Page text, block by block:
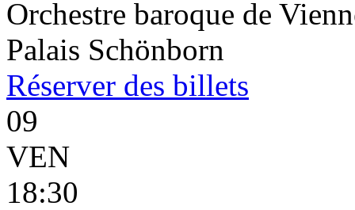
Orchestre baroque de
Palais Schönborn
Réserver des billets
09
VEN
18:30